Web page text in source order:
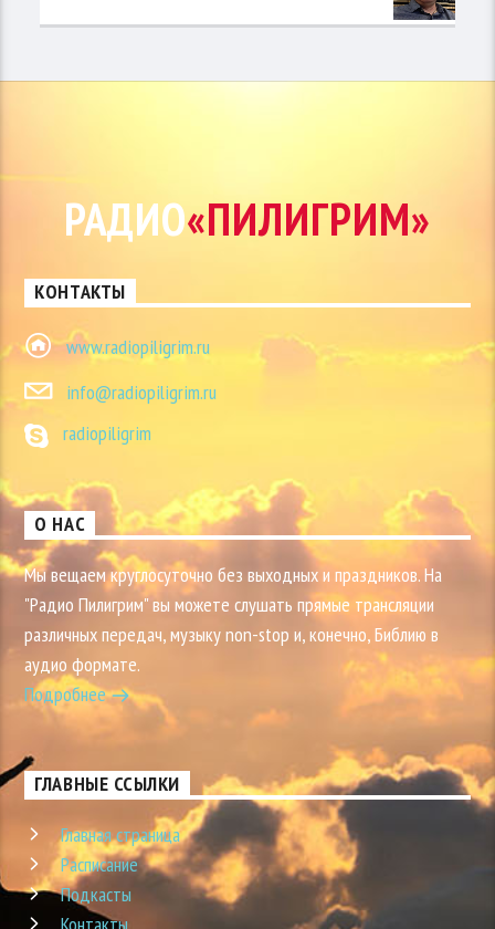
РАДИО«ПИЛИГРИМ»
КОНТАКТЫ
www.radiopiligrim.ru
info@radiopiligrim.ru
radiopiligrim
О НАС
Мы вещаем круглосуточно без выходных и праздников. На
"Радио Пилигрим" вы можете слушать прямые трансляции
различных передач, музыку non-stop и, конечно, Библию в
аудио формате.
Подробнее
ГЛАВНЫЕ ССЫЛКИ
Главная страница
Расписание
Подкасты